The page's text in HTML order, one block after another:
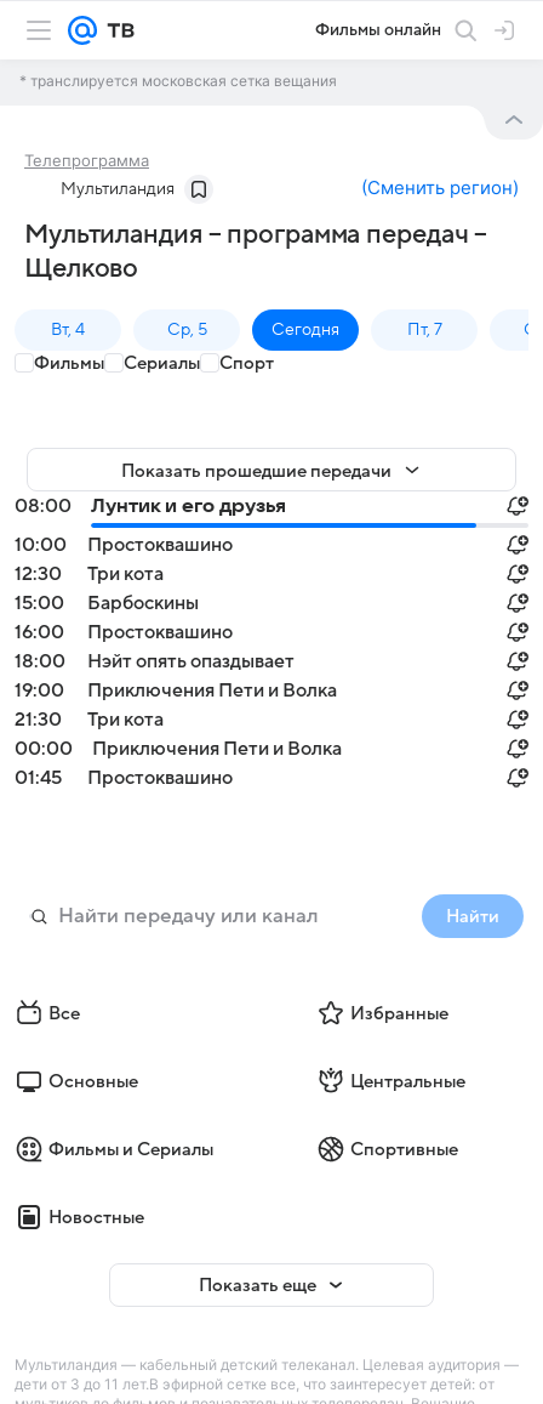
Фильмы онлайн
* транслируется московская сетка вещания
Телепрограмма
Мультиландия (Сменить регион)
Мультиландия – программа передач –
Щелково
Вт, 4 Ср, 5 Сегодня Пт, 7
Фильмы Сериалы Спорт
Показать прошедшие передачи
08:00
Лунтик и его друзья
10:00
Простоквашино
12:30
Три кота
15:00
Барбоскины
16:00
Простоквашино
18:00
Нэйт опять опаздывает
19:00
Приключения Пети и Волка
21:30
Три кота
00:00
Приключения Пети и Волка
01:45
Простоквашино
Найти
Все Избранные
Основные Центральные
Фильмы и Сериалы Спортивные
Новостные
Показать еще
Мультиландия — кабельный детский телеканал. Целевая аудитория —
дети от 3 до 11 лет.В эфирной сетке все, что заинтересует детей: от